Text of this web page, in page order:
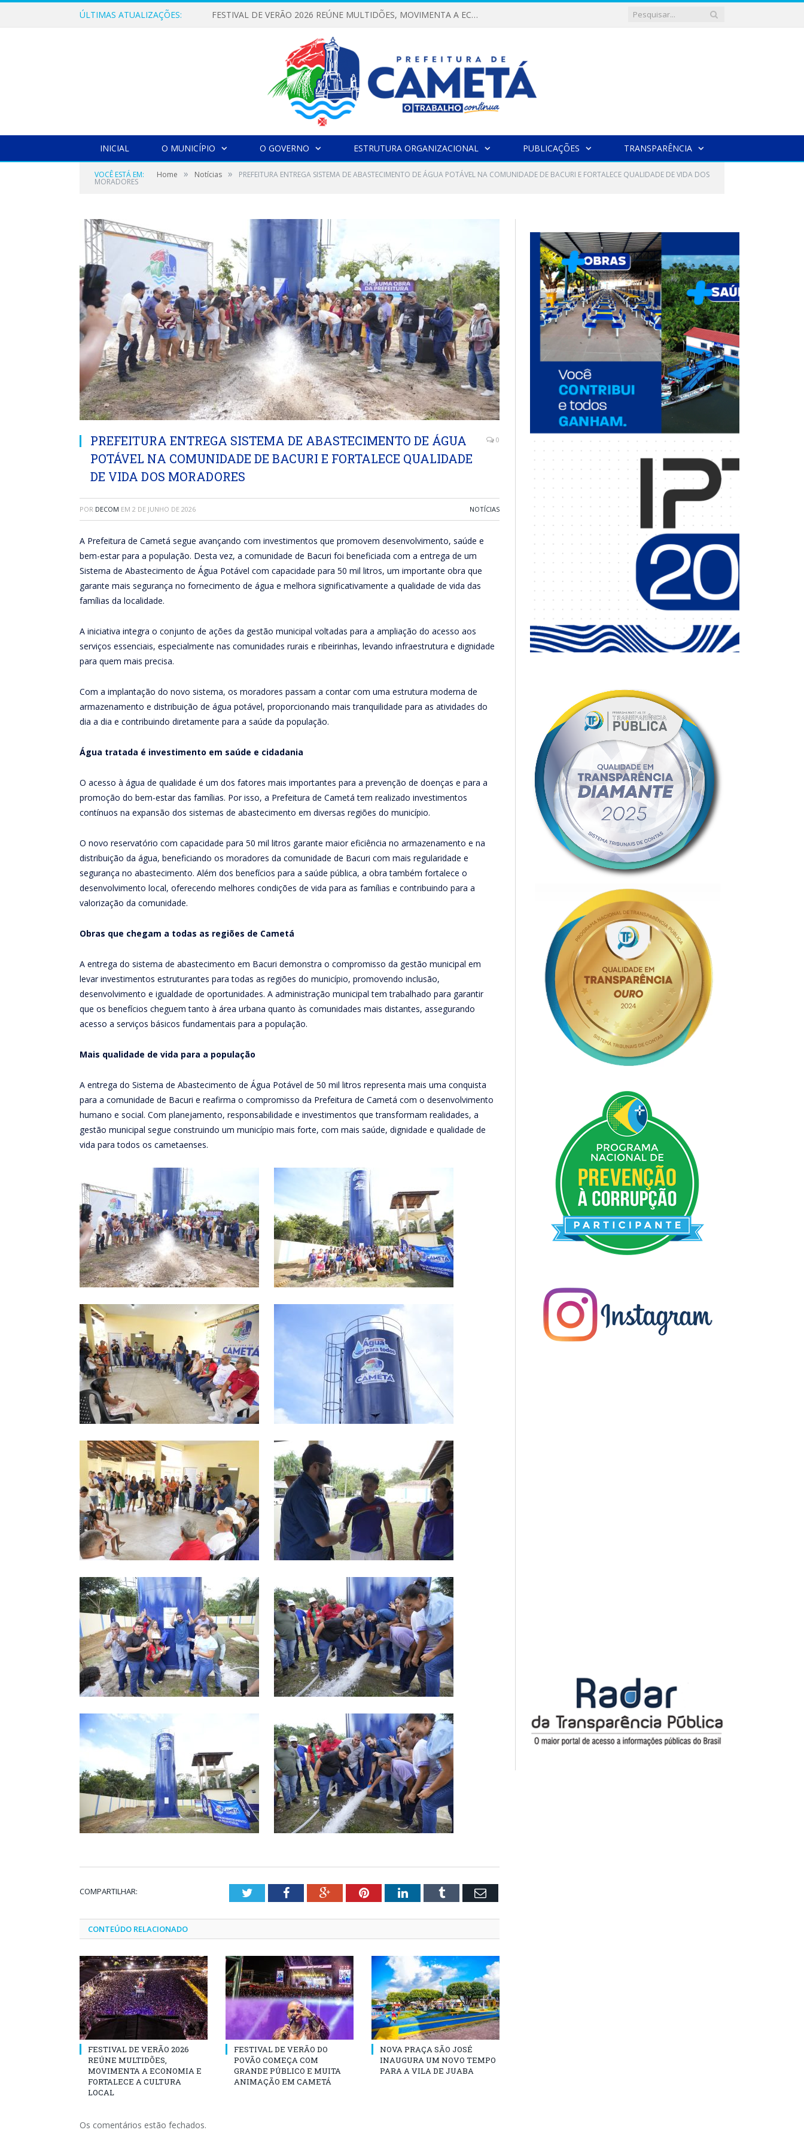
ÚLTIMAS ATUALIZAÇÕES: FESTIVAL DE VERÃO 2026 REÚNE MULTIDÕES, MOVIMENTA A ECONOMIA E FORTALECE A CULTURA LOCAL
INICIAL O MUNICÍPIO O GOVERNO ESTRUTURA ORGANIZACIONAL PUBLICAÇÕES TRANSPARÊNCIA
VOCÊ ESTÁ EM: Home » Notícias » PREFEITURA ENTREGA SISTEMA DE ABASTECIMENTO DE ÁGUA POTÁVEL NA COMUNIDADE DE BACURI E FORTALECE QUALIDADE DE VIDA DOS
MORADORES
PREFEITURA ENTREGA SISTEMA DE ABASTECIMENTO DE ÁGUA
POTÁVEL NA COMUNIDADE DE BACURI E FORTALECE QUALIDADE
DE VIDA DOS MORADORES
0
POR DECOM EM 2 DE JUNHO DE 2026 NOTÍCIAS
A Prefeitura de Cametá segue avançando com investimentos que promovem desenvolvimento, saúde e
bem-estar para a população. Desta vez, a comunidade de Bacuri foi beneficiada com a entrega de um
Sistema de Abastecimento de Água Potável com capacidade para 50 mil litros, um importante obra que
garante mais segurança no fornecimento de água e melhora significativamente a qualidade de vida das
famílias da localidade.
A iniciativa integra o conjunto de ações da gestão municipal voltadas para a ampliação do acesso aos
serviços essenciais, especialmente nas comunidades rurais e ribeirinhas, levando infraestrutura e dignidade
para quem mais precisa.
Com a implantação do novo sistema, os moradores passam a contar com uma estrutura moderna de
armazenamento e distribuição de água potável, proporcionando mais tranquilidade para as atividades do
dia a dia e contribuindo diretamente para a saúde da população.
Água tratada é investimento em saúde e cidadania
O acesso à água de qualidade é um dos fatores mais importantes para a prevenção de doenças e para a
promoção do bem-estar das famílias. Por isso, a Prefeitura de Cametá tem realizado investimentos
contínuos na expansão dos sistemas de abastecimento em diversas regiões do município.
O novo reservatório com capacidade para 50 mil litros garante maior eficiência no armazenamento e na
distribuição da água, beneficiando os moradores da comunidade de Bacuri com mais regularidade e
segurança no abastecimento. Além dos benefícios para a saúde pública, a obra também fortalece o
desenvolvimento local, oferecendo melhores condições de vida para as famílias e contribuindo para a
valorização da comunidade.
Obras que chegam a todas as regiões de Cametá
A entrega do sistema de abastecimento em Bacuri demonstra o compromisso da gestão municipal em
levar investimentos estruturantes para todas as regiões do município, promovendo inclusão,
desenvolvimento e igualdade de oportunidades. A administração municipal tem trabalhado para garantir
que os benefícios cheguem tanto à área urbana quanto às comunidades mais distantes, assegurando
acesso a serviços básicos fundamentais para a população.
Mais qualidade de vida para a população
A entrega do Sistema de Abastecimento de Água Potável de 50 mil litros representa mais uma conquista
para a comunidade de Bacuri e reafirma o compromisso da Prefeitura de Cametá com o desenvolvimento
humano e social. Com planejamento, responsabilidade e investimentos que transformam realidades, a
gestão municipal segue construindo um município mais forte, com mais saúde, dignidade e qualidade de
vida para todos os cametaenses.
COMPARTILHAR: TwitterFacebookGoogle+PinterestLinkedInTumblr Email
CONTEÚDO RELACIONADO
FESTIVAL DE VERÃO 2026
REÚNE MULTIDÕES,
MOVIMENTA A ECONOMIA E
FORTALECE A CULTURA
LOCAL
FESTIVAL DE VERÃO DO
POVÃO COMEÇA COM
GRANDE PÚBLICO E MUITA
ANIMAÇÃO EM CAMETÁ
NOVA PRAÇA SÃO JOSÉ
INAUGURA UM NOVO TEMPO
PARA A VILA DE JUABA
Os comentários estão fechados.